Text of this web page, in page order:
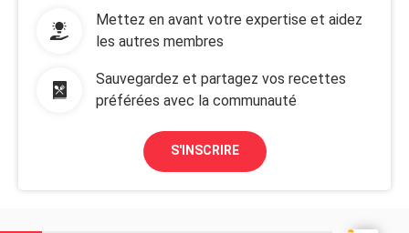
Mettez en avant votre expertise et aidez
les autres membres
Sauvegardez et partagez vos recettes
préférées avec la communauté
S'INSCRIRE